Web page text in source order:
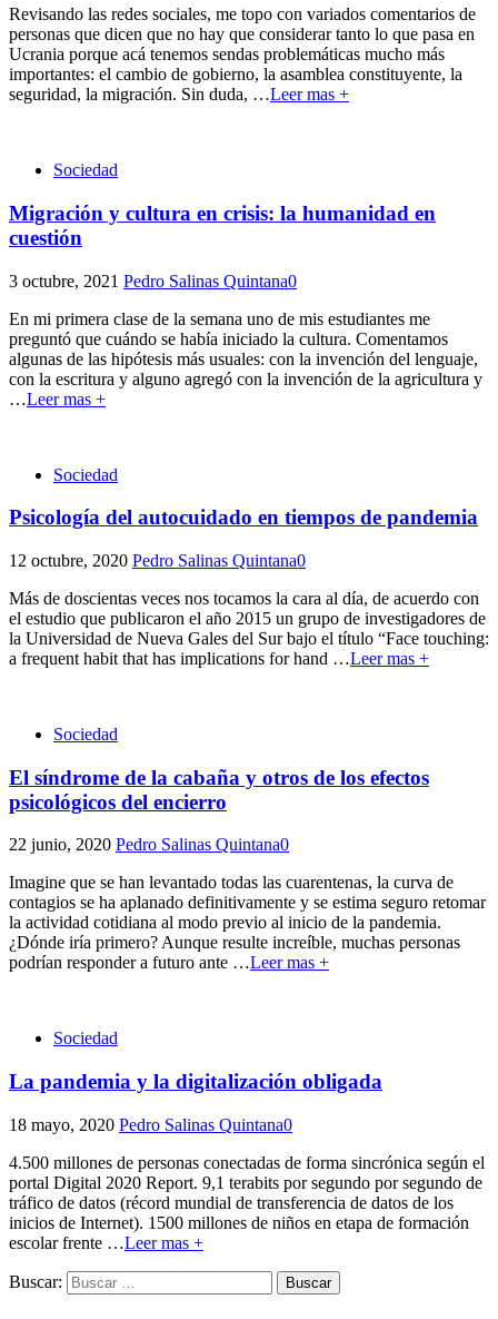
Revisando las redes sociales, me topo con variados comentarios de
personas que dicen que no hay que considerar tanto lo que pasa en
Ucrania porque acá tenemos sendas problemáticas mucho más
importantes: el cambio de gobierno, la asamblea constituyente, la
seguridad, la migración. Sin duda, …Leer mas +
Sociedad
Migración y cultura en crisis: la humanidad en
cuestión
3 octubre, 2021 Pedro Salinas Quintana0
En mi primera clase de la semana uno de mis estudiantes me
preguntó que cuándo se había iniciado la cultura. Comentamos
algunas de las hipótesis más usuales: con la invención del lenguaje,
con la escritura y alguno agregó con la invención de la agricultura y
…Leer mas +
Sociedad
Psicología del autocuidado en tiempos de pandemia
12 octubre, 2020 Pedro Salinas Quintana0
Más de doscientas veces nos tocamos la cara al día, de acuerdo con
el estudio que publicaron el año 2015 un grupo de investigadores de
la Universidad de Nueva Gales del Sur bajo el título “Face touching:
a frequent habit that has implications for hand …Leer mas +
Sociedad
El síndrome de la cabaña y otros de los efectos
psicológicos del encierro
22 junio, 2020 Pedro Salinas Quintana0
Imagine que se han levantado todas las cuarentenas, la curva de
contagios se ha aplanado definitivamente y se estima seguro retomar
la actividad cotidiana al modo previo al inicio de la pandemia.
¿Dónde iría primero? Aunque resulte increíble, muchas personas
podrían responder a futuro ante …Leer mas +
Sociedad
La pandemia y la digitalización obligada
18 mayo, 2020 Pedro Salinas Quintana0
4.500 millones de personas conectadas de forma sincrónica según el
portal Digital 2020 Report. 9,1 terabits por segundo por segundo de
tráfico de datos (récord mundial de transferencia de datos de los
inicios de Internet). 1500 millones de niños en etapa de formación
escolar frente …Leer mas +
Buscar: